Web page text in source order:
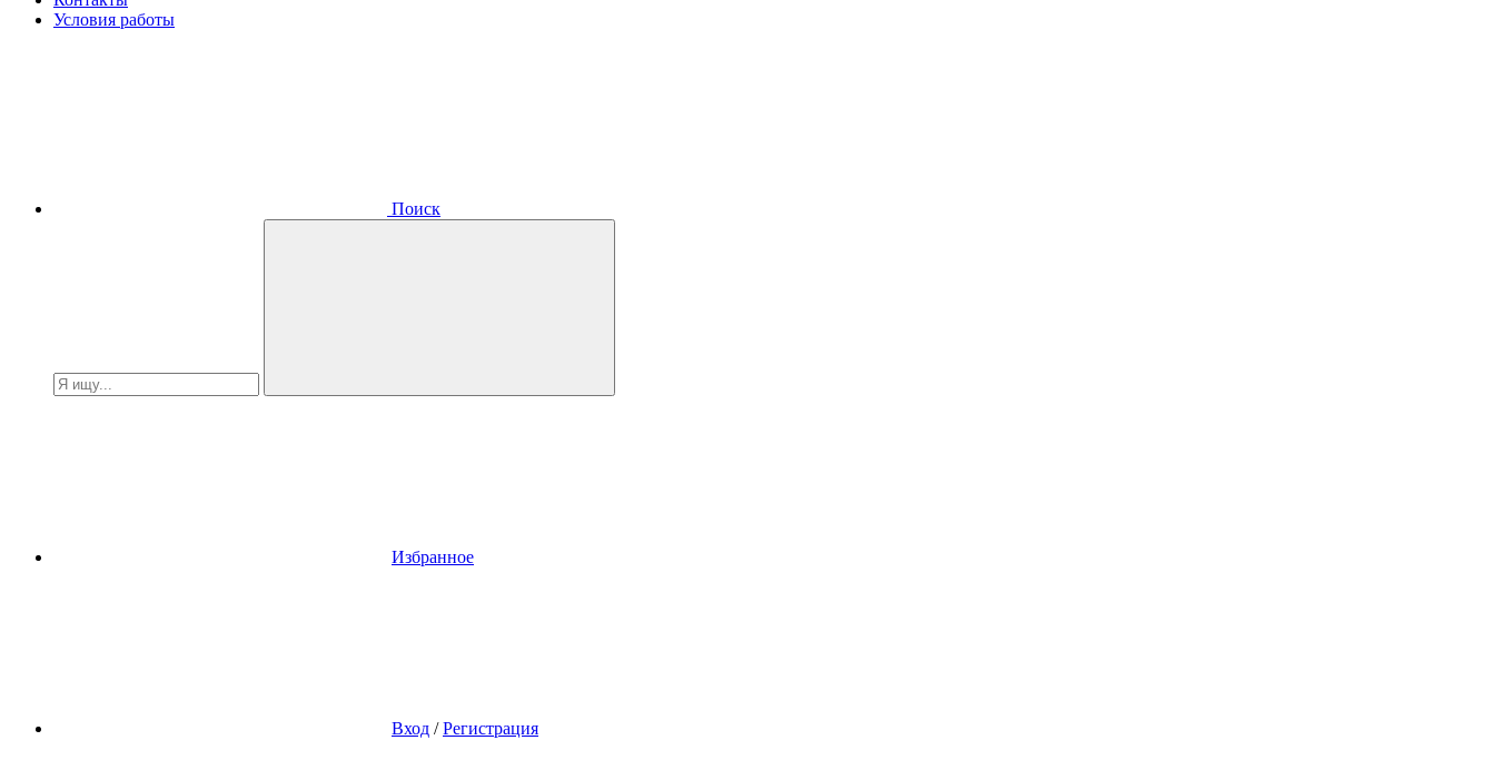
Условия работы
Поиск
Избранное
Вход / Регистрация